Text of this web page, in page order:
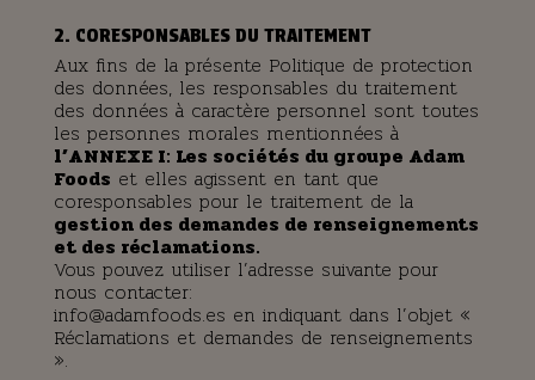
2. CORESPONSABLES DU TRAITEMENT
Aux fins de la présente Politique de protection
des données, les responsables du traitement
des données à caractère personnel sont toutes
les personnes morales mentionnées à
l’ANNEXE I: Les sociétés du groupe Adam
Foods et elles agissent en tant que
coresponsables pour le traitement de la
gestion des demandes de renseignements
et des réclamations.
Vous pouvez utiliser l’adresse suivante pour
nous contacter:
info@adamfoods.es en indiquant dans l’objet «
Réclamations et demandes de renseignements
».